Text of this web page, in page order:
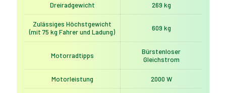
Dreiradgewicht 269 ​​kg
Zulässiges Höchstgewicht
(mit 75 kg Fahrer und Ladung)
609 kg
Motorradtipps
Bürstenloser
Gleichstrom
Motorleistung 2000 W